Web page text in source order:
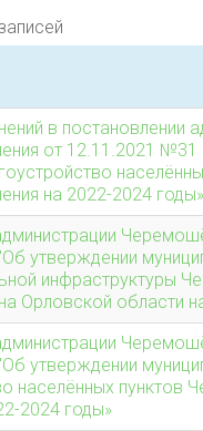
в постановлении
от 12.11.2021
на 2022-2024 годы»
утверждении
инфраструктуры
Орловской области
утверждении
населённых пунктов
2024 годы»